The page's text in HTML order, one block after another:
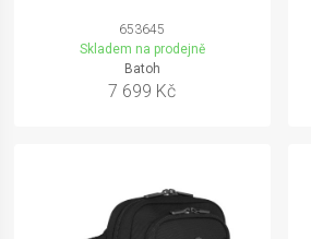
653645
Skladem na prodejně
Batoh
7 699 Kč